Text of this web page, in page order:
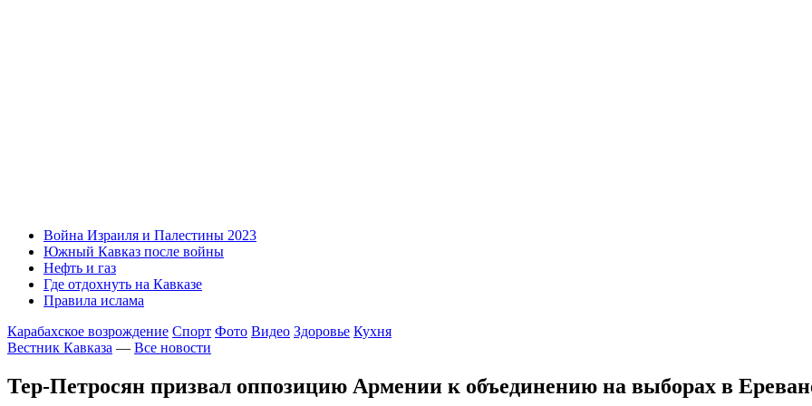
Война Израиля и Палестины 2023
Южный Кавказ после войны
Нефть и газ
Где отдохнуть на Кавказе
Правила ислама
Карабахское возрождение Спорт Фото Видео Здоровье Кухня
Вестник Кавказа — Все новости
Тер-Петросян призвал оппозицию Армении к объединению на выборах в